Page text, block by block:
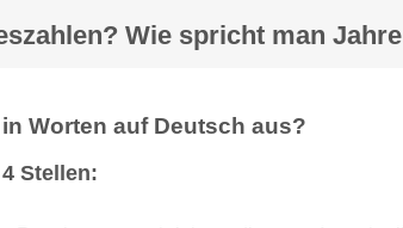
Wie spricht man
Worten auf Deutsch aus?
Stellen: